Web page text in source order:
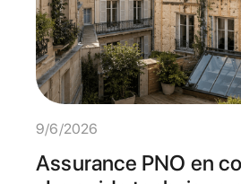
9/6/2026
Assurance PNO en